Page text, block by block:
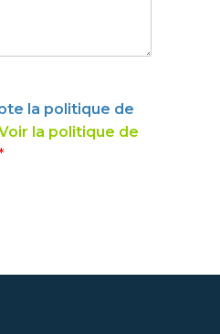
la politique de
la politique de